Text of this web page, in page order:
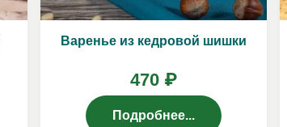
Варенье из кедровой шишки
470 ₽
Подробнее...